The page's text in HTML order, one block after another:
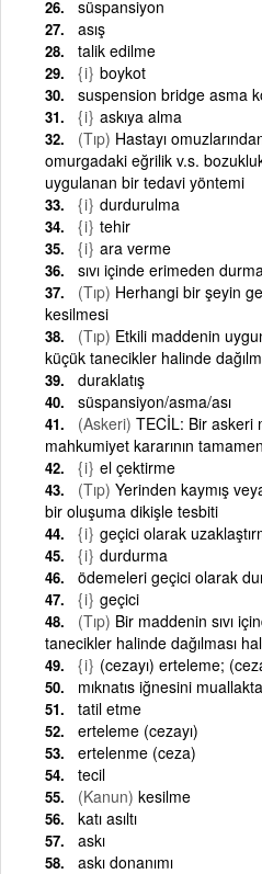
süspansiyon
asış
talik edilme
{i} boykot
suspension bridge asma
{i} askıya alma
(Tıp) Hastayı
omurgadaki eğrilik v.s.
uygulanan bir tedavi yöntemi
{i} durdurulma
{i} tehir
{i} ara verme
sıvı içinde erimeden durma
(Tıp) Herhangi bir şeyin
kesilmesi
(Tıp) Etkili maddenin
küçük tanecikler halinde
duraklatış
süspansiyon/asma/ası
(Askeri) TECİL: Bir askeri
mahkumiyet kararının
{i} el çektirme
(Tıp) Yerinden kaymış
bir oluşuma dikişle tesbiti
{i} geçici olarak
{i} durdurma
ödemeleri geçici olarak
{i} geçici
(Tıp) Bir maddenin sıvı
tanecikler halinde dağılması
{i} (cezayı) erteleme;
mıknatıs iğnesini
tatil etme
erteleme (cezayı)
ertelenme (ceza)
tecil
(Kanun) kesilme
katı asıltı
askı
askı donanımı